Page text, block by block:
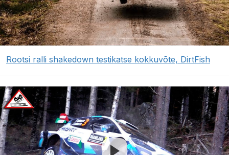
Rootsi ralli shakedown testikatse kokkuvõte, DirtFish